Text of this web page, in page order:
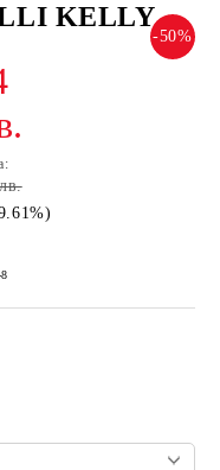
KELLY
-50%